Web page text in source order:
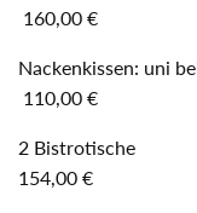
160,00 €
110,00 €
2
154,00 €